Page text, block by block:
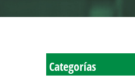
Categorías